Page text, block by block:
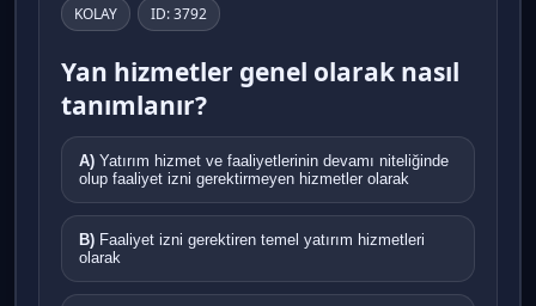
KOLAY ID: 3792
Yan hizmetler genel olarak nasıl
tanımlanır?
A)
olup faaliyet izni gerektirmeyen hizmetler olarak
B)
olarak